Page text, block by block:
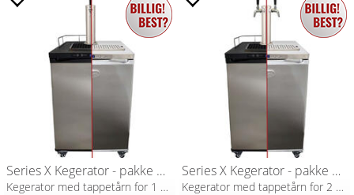
Series X Kegerator - pakke med 1 kran
Kegerator med tappetårn for 1 kran
Series X Kegerator - pakke med 2 kraner
Kegerator med tappetårn for 2 kraner